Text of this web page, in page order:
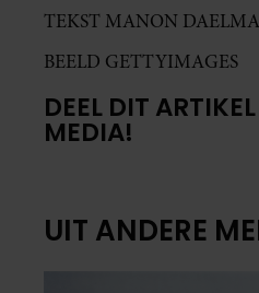
TEKST MANON
BEELD GETTYIMAGES
DEEL DIT
MEDIA!
UIT ANDERE